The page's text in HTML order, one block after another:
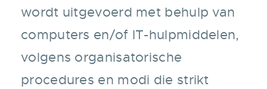
wordt uitgevoerd met behulp van
computers en/of IT-hulpmiddelen,
volgens organisatorische
procedures en modi die strikt